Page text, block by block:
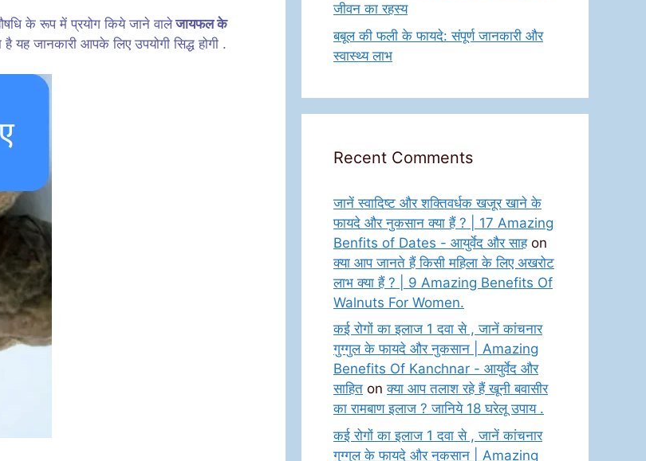
के रूप में प्रयोग किये जाने वालेजायफल के
जानकारी आपके लिए उपयोगी सिद्ध होगी .
जीवन का रहस्य
बबूल की फली के फायदे: संपूर्ण जानकारी और
स्वास्थ्य लाभ
Recent Comments
जानें स्वादिष्ट और शक्तिवर्धक खजूर खाने के
फायदे और नुकसान क्या हैं ? | 17 Amazing
Benfits of Dates - आयुर्वेद और साहon
क्या आप जानते हैं किसी महिला के लिए अखरोट
लाभ क्या हैं ? | 9 Amazing Benefits Of
Walnuts For Women.
कई रोगों का इलाज 1 दवा से , जानें कांचनार
गुग्गुल के फायदे और नुकसान | Amazing
Benefits Of Kanchnar - आयुर्वेद और
साहित onक्या आप तलाश रहे हैं खूनी बवासीर
का रामबाण इलाज ? जानिये 18 घरेलू उपाय .
कई रोगों का इलाज 1 दवा से , जानें कांचनार
गुग्गुल के फायदे और नुकसान | Amazing